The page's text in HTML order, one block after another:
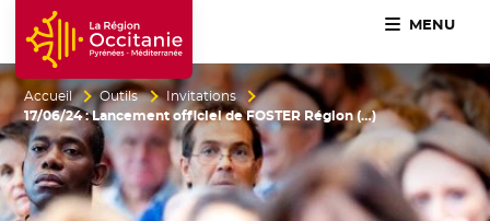
Accueil Région Occitanie / Pyrénées-Méditerranée
MENU
Accueil Outils
Invitations
17/06/24 : Lancement officiel de FOSTER Région (…)